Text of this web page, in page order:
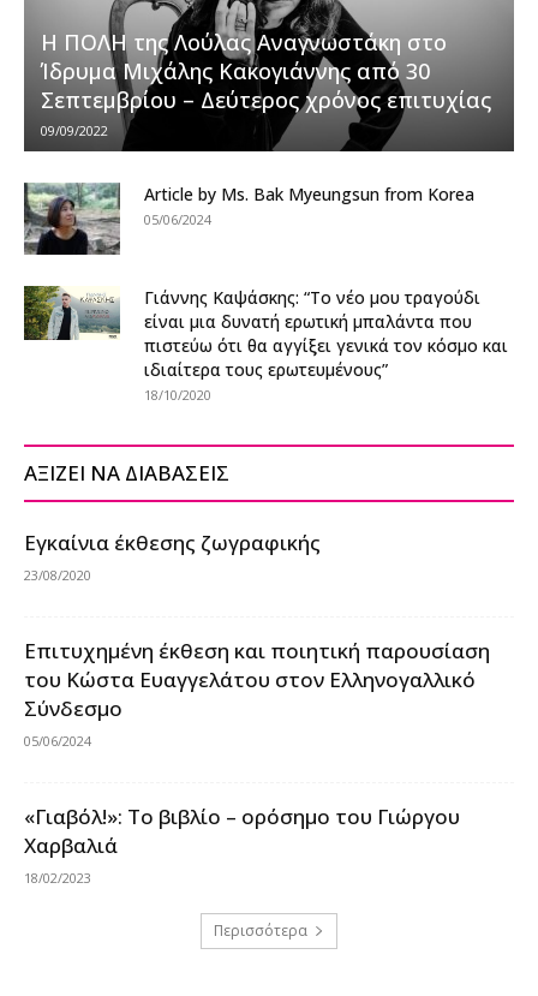
Η ΠΟΛΗ της Λούλας Αναγνωστάκη στο
Ίδρυμα Μιχάλης Κακογιάννης από 30
Σεπτεμβρίου – Δεύτερος χρόνος επιτυχίας
09/09/2022
Article by Ms. Bak Myeungsun from Korea
05/06/2024
Γιάννης Καψάσκης: “Το νέο μου τραγούδι
είναι μια δυνατή ερωτική μπαλάντα που
πιστεύω ότι θα αγγίξει γενικά τον κόσμο και
ιδιαίτερα τους ερωτευμένους”
18/10/2020
ΑΞΙΖΕΙ ΝΑ ΔΙΑΒΑΣΕΙΣ
Εγκαίνια έκθεσης ζωγραφικής
23/08/2020
Επιτυχημένη έκθεση και ποιητική παρουσίαση
του Κώστα Ευαγγελάτου στον Ελληνογαλλικό
Σύνδεσμο
05/06/2024
«Γιαβόλ!»: Το βιβλίο – ορόσημο του Γιώργου
Χαρβαλιά
18/02/2023
Περισσότερα